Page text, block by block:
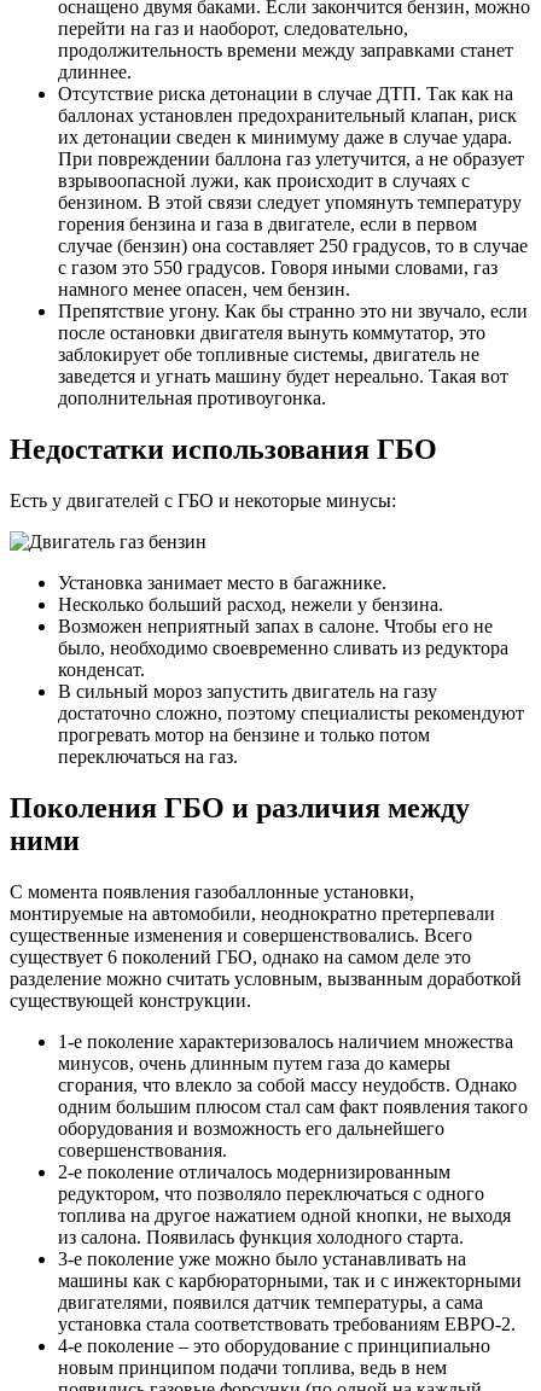
оснащено двумя баками. Если закончится бензин, можно
перейти на газ и наоборот, следовательно,
продолжительность времени между заправками станет
длиннее.
Отсутствие риска детонации в случае ДТП. Так как на
баллонах установлен предохранительный клапан, риск
их детонации сведен к минимуму даже в случае удара.
При повреждении баллона газ улетучится, а не образует
взрывоопасной лужи, как происходит в случаях с
бензином. В этой связи следует упомянуть температуру
горения бензина и газа в двигателе, если в первом
случае (бензин) она составляет 250 градусов, то в случае
с газом это 550 градусов. Говоря иными словами, газ
намного менее опасен, чем бензин.
Препятствие угону. Как бы странно это ни звучало, если
после остановки двигателя вынуть коммутатор, это
заблокирует обе топливные системы, двигатель не
заведется и угнать машину будет нереально. Такая вот
дополнительная противоугонка.
Недостатки использования ГБО
Есть у двигателей с ГБО и некоторые минусы:
Установка занимает место в багажнике.
Несколько больший расход, нежели у бензина.
Возможен неприятный запах в салоне. Чтобы его не
было, необходимо своевременно сливать из редуктора
конденсат.
В сильный мороз запустить двигатель на газу
достаточно сложно, поэтому специалисты рекомендуют
прогревать мотор на бензине и только потом
переключаться на газ.
Поколения ГБО и различия между
ними
С момента появления газобаллонные установки,
монтируемые на автомобили, неоднократно претерпевали
существенные изменения и совершенствовались. Всего
существует 6 поколений ГБО, однако на самом деле это
разделение можно считать условным, вызванным доработкой
существующей конструкции.
1-е поколение характеризовалось наличием множества
минусов, очень длинным путем газа до камеры
сгорания, что влекло за собой массу неудобств. Однако
одним большим плюсом стал сам факт появления такого
оборудования и возможность его дальнейшего
совершенствования.
2-е поколение отличалось модернизированным
редуктором, что позволяло переключаться с одного
топлива на другое нажатием одной кнопки, не выходя
из салона. Появилась функция холодного старта.
3-е поколение уже можно было устанавливать на
машины как с карбюраторными, так и с инжекторными
двигателями, появился датчик температуры, а сама
установка стала соответствовать требованиям ЕВРО-2.
4-е поколение – это оборудование с принципиально
новым принципом подачи топлива, ведь в нем